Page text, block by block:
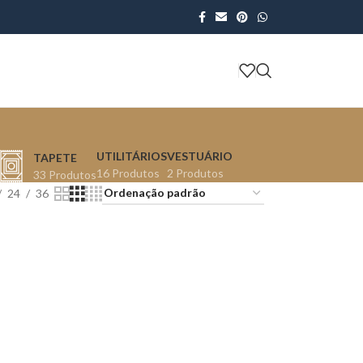
TAPETE
33 Produtos
UTILITÁRIOS
16 Produtos
VESTUÁRIO
2 Produtos
24 36